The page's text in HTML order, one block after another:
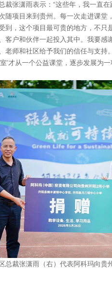
裁张潇雨表示：“这些年，我一直在
随项目来到贵州。每一次走进课堂
到，这个项目最可贵的地方，不只
客户和伙伴一起投入其中。我要感
老师和社区给予我们的信任与支持
’才从一个公益课堂，逐步发展为
总裁张潇雨（右）代表阿科玛向贵